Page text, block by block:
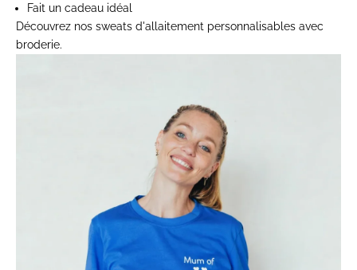
Fait un cadeau idéal
Découvrez nos sweats d'allaitement personnalisables avec
broderie.